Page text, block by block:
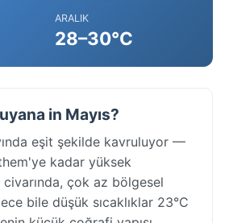
ARALIK
28–30°C
in Mayıs?
eşit şekilde kavruluyor —
kadar yüksek
civarında, çok az bölgesel
bile düşük sıcaklıklar 23°C